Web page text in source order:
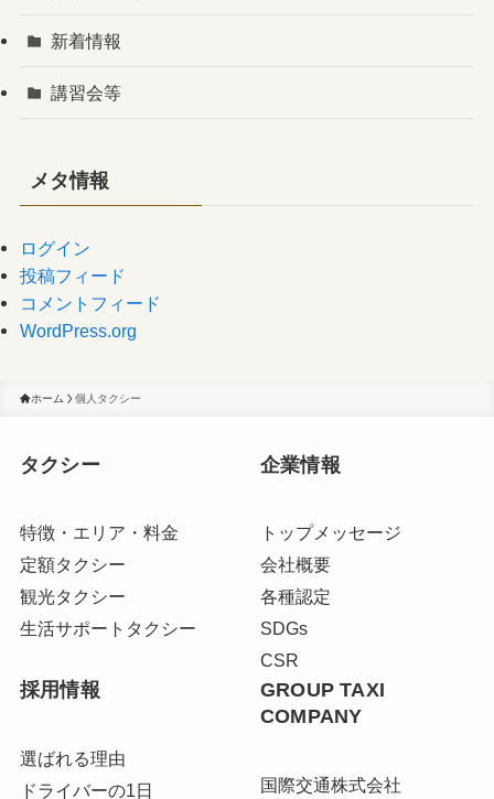
新着情報
講習会等
メタ情報
ログイン
投稿フィード
コメントフィード
WordPress.org
ホーム 個人タクシー
タクシー
特徴・エリア・料金
定額タクシー
観光タクシー
生活サポートタクシー
企業情報
トップメッセージ
会社概要
各種認定
SDGs
CSR
採用情報
選ばれる理由
ドライバーの1日
GROUP TAXI
COMPANY
国際交通株式会社